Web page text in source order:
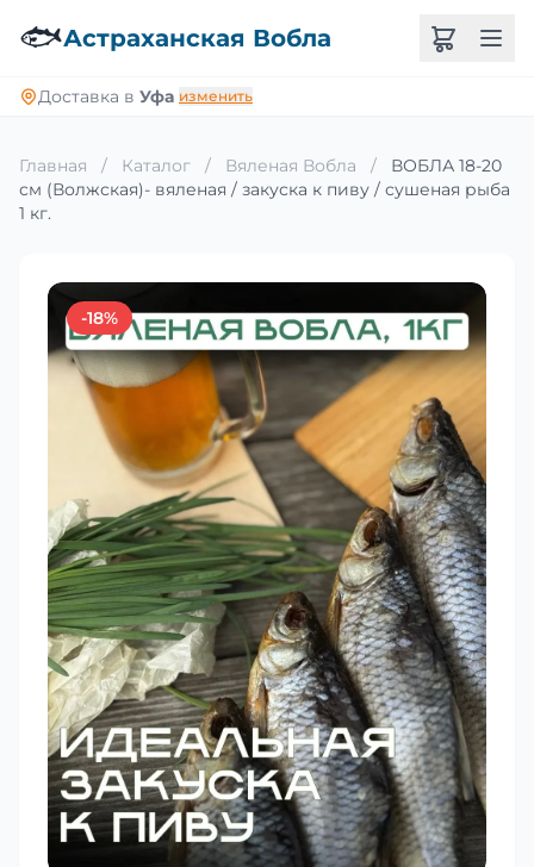
🐟Астраханская Вобла
Доставка в Уфа изменить
Главная / Каталог / Вяленая Вобла /
ВОБЛА 18-20
см (Волжская)- вяленая / закуска к пиву / сушеная рыба
1 кг.
-18%